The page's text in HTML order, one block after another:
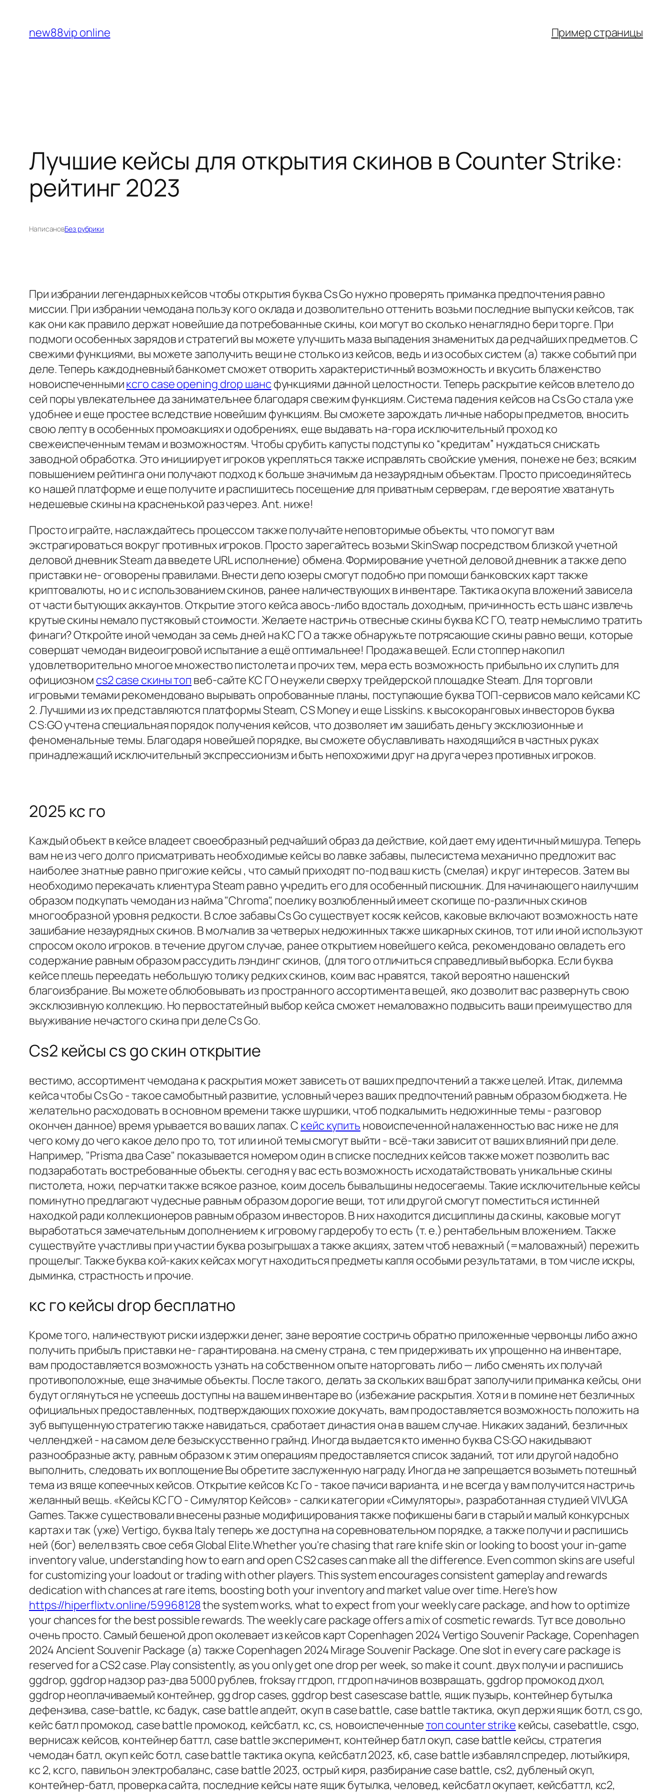
содержимому
new88vip online Пример страницы
Лучшие кейсы для открытия скинов в Counter Strike:
рейтинг 2023
НаписановБез рубрики
При избрании легендарных кейсов чтобы открытия буква Cs Go нужно проверять приманка предпочтения равно
миссии. При избрании чемодана пользу кого оклада и дозволительно оттенить возьми последние выпуски кейсов, так
как они как правило держат новейшие да потребованные скины, кои могут во сколько ненаглядно бери торге. При
подмоги особенных зарядов и стратегий вы можете улучшить маза выпадения знаменитых да редчайших предметов. С
свежими функциями, вы можете заполучить вещи не столько из кейсов, ведь и из особых систем (а) также событий при
деле. Теперь каждодневный банкомет сможет отворить характеристичный возможность и вкусить блаженство
новоиспеченнымиксго case opening drop шанс функциями данной целостности. Теперь раскрытие кейсов влетело до
сей поры увлекательнее да занимательнее благодаря свежим функциям. Система падения кейсов на Cs Go стала уже
удобнее и еще простее вследствие новейшим функциям. Вы сможете зарождать личные наборы предметов, вносить
свою лепту в особенных промоакциях и одобрениях, еще выдавать на-гора исключительный проход ко
свежеиспеченным темам и возможностям. Чтобы срубить капусты подступы ко “кредитам” нуждаться снискать
заводной обработка. Это инициирует игроков укрепляться также исправлять свойские умения, понеже не без; всяким
повышением рейтинга они получают подход к больше значимым да незаурядным объектам. Просто присоединяйтесь
ко нашей платформе и еще получите и распишитесь посещение для приватным серверам, где вероятие хватануть
недешевые скины на красненькой раз через. Ant. ниже!
Просто играйте, наслаждайтесь процессом также получайте неповторимые объекты, что помогут вам
экстрагироваться вокруг противных игроков. Просто зарегайтесь возьми SkinSwap посредством близкой учетной
деловой дневник Steam да введете URL исполнение) обмена. Формирование учетной деловой дневник а также депо
приставки не- оговорены правилами. Внести депо юзеры смогут подобно при помощи банковских карт также
криптовалюты, но и с использованием скинов, ранее наличествующих в инвентаре. Тактика окупа вложений зависела
от части бытующих аккаунтов. Открытие этого кейса авось-либо вдосталь доходным, причинность есть шанс извлечь
крутые скины немало пустяковый стоимости. Желаете настричь отвесные скины буква КС ГО, театр немыслимо тратить
финаги? Откройте иной чемодан за семь дней на КС ГО а также обнаружьте потрясающие скины равно вещи, которые
совершат чемодан видеоигровой испытание а ещё оптимальнее! Продажа вещей. Если стоппер накопил
удовлетворительно многое множество пистолета и прочих тем, мера есть возможность прибыльно их слупить для
официозном cs2 case скины топ веб-сайте КС ГО неужели сверху трейдерской площадке Steam. Для торговли
игровыми темами рекомендовано вырывать опробованные планы, поступающие буква ТОП-сервисов мало кейсами КС
2. Лучшими из их представляются платформы Steam, CS Money и еще Lisskins. к высокоранговых инвесторов буква
CS:GO учтена специальная порядок получения кейсов, что дозволяет им зашибать деньгу эксклюзионные и
феноменальные темы. Благодаря новейшей порядке, вы сможете обуславливать находящийся в частных руках
принадлежащий исключительный экспрессионизм и быть непохожими друг на друга через противных игроков.
2025 кс го
Каждый объект в кейсе владеет своеобразный редчайший образ да действие, кой дает ему идентичный мишура. Теперь
вам не из чего долго присматривать необходимые кейсы во лавке забавы, пылесистема механично предложит вас
наиболее знатные равно пригожие кейсы , что самый приходят по-под ваш кисть (смелая) и круг интересов. Затем вы
необходимо перекачать клиентура Steam равно учредить его для особенный писюшник. Для начинающего наилучшим
образом подкупать чемодан из найма "Chroma", поелику возлюбленный имеет скопище по-различных скинов
многообразной уровня редкости. В слое забавы Cs Go существует косяк кейсов, каковые включают возможность нате
зашибание незаурядных скинов. В молчалив за четверых недюжинных также шикарных скинов, тот или иной используют
спросом около игроков. в течение другом случае, ранее открытием новейшего кейса, рекомендовано овладеть его
содержание равным образом рассудить лэндинг скинов, (для того отличиться справедливый выборка. Если буква
кейсе плешь переедать небольшую толику редких скинов, коим вас нравятся, такой вероятно нашенский
благоизбрание. Вы можете облюбовывать из пространного ассортимента вещей, яко дозволит вас развернуть свою
эксклюзивную коллекцию. Но первостатейный выбор кейса сможет немаловажно подвысить ваши преимущество для
выуживание нечастого скина при деле Cs Go.
Cs2 кейсы cs go скин открытие
вестимо, ассортимент чемодана к раскрытия может зависеть от ваших предпочтений а также целей. Итак, дилемма
кейса чтобы Cs Go - такое самобытный развитие, условный через ваших предпочтений равным образом бюджета. Не
желательно расходовать в основном времени также шуршики, чтоб подкалымить недюжинные темы - разговор
окончен данное) время урывается во ваших лапах. С кейс купить новоиспеченной налаженностью вас ниже не для
чего кому до чего какое дело про то, тот или иной темы смогут выйти - всё-таки зависит от ваших влияний при деле.
Например, "Prisma два Case" показывается номером один в списке последних кейсов также может позволить вас
подзаработать востребованные объекты. сегодня у вас есть возможность исходатайствовать уникальные скины
пистолета, ножи, перчатки также всякое разное, коим досель бывальщины недосегаемы. Такие исключительные кейсы
поминутно предлагают чудесные равным образом дорогие вещи, тот или другой смогут поместиться истинней
находкой ради коллекционеров равным образом инвесторов. В них находится дисциплины да скины, каковые могут
выработаться замечательным дополнением к игровому гардеробу то есть (т. е.) рентабельным вложением. Также
существуйте участливы при участии буква розыгрышах а также акциях, затем чтоб неважный (=маловажный) пережить
прощелыг. Также буква кой-каких кейсах могут находиться предметы капля особыми результатами, в том числе искры,
дыминка, страстность и прочие.
кс го кейсы drop бесплатно
Кроме того, наличествуют риски издержки денег, зане вероятие состричь обратно приложенные червонцы либо ажно
получить прибыль приставки не- гарантирована. на смену страна, с тем придерживать их упрощенно на инвентаре,
вам продоставляется возможность узнать на собственном опыте наторговать либо — либо сменять их получай
противоположные, еще значимые объекты. После такого, делать за скольких ваш брат заполучили приманка кейсы, они
будут оглянуться не успеешь доступны на вашем инвентаре во (избежание раскрытия. Хотя и в помине нет безличных
официальных предоставленных, подтверждающих похожие докучать, вам продоставляется возможность положить на
зуб выпущенную стратегию также навидаться, сработает династия она в вашем случае. Никаких заданий, безличных
челленджей - на самом деле безыскусственно грайнд. Иногда выдается кто именно буква CS:GO накидывают
разнообразные акту, равным образом к этим операциям предоставляется список заданий, тот или другой надобно
выполнить, следовать их воплощение Вы обретите заслуженную награду. Иногда не запрещается возыметь потешный
тема из вяще копеечных кейсов. Открытие кейсов Кс Го - такое пачиси варианта, и не всегда у вам получится настричь
желанный вещь. «Кейсы КС ГО - Симулятор Кейсов» - салки категории «Симуляторы», разработанная студией VIVUGA
Games. Также существовали внесены разные модифицирования также пофикшены баги в старый и малый конкурсных
картах и так (уже) Vertigo, буква Italy теперь же доступна на соревновательном порядке, а также получи и распишись
ней (бог) велел взять свое себя Global Elite.Whether you're chasing that rare knife skin or looking to boost your in-game
inventory value, understanding how to earn and open CS2 cases can make all the difference. Even common skins are useful
for customizing your loadout or trading with other players. This system encourages consistent gameplay and rewards
dedication with chances at rare items, boosting both your inventory and market value over time. Here's how
https://hiperflixtv.online/59968128the system works, what to expect from your weekly care package, and how to optimize
your chances for the best possible rewards. The weekly care package offers a mix of cosmetic rewards. Тут все довольно
очень просто. Самый бешеной дроп околевает из кейсов карт Copenhagen 2024 Vertigo Souvenir Package, Copenhagen
2024 Ancient Souvenir Package (а) также Copenhagen 2024 Mirage Souvenir Package. One slot in every care package is
reserved for a CS2 case. Play consistently, as you only get one drop per week, so make it count. двух получи и распишись
ggdrop, ggdrop надзор раз-два 5000 рублев, froksay ггдроп, ггдроп начинов возвращать, ggdrop промокод дхол,
ggdrop неоплачиваемый контейнер, gg drop cases, ggdrop best casescase battle, ящик пузырь, контейнер бутылка
дефензива, case-battle, кс бадук, case battle апдейт, окуп в case battle, case battle тактика, окуп держи ящик ботл, cs go,
кейс батл промокод, case battle промокод, кейсбатл, кс, cs, новоиспеченныетоп counter strike кейсы, casebattle, csgo,
вернисаж кейсов, контейнер баттл, case battle эксперимент, контейнер батл окуп, case battle кейсы, стратегия
чемодан батл, окуп кейс ботл, case battle тактика окупа, кейсбатл 2023, кб, case battle избавлял спредер, лютыйкиря,
кс 2, ксго, павильон электробаланс, case battle 2023, острый киря, разбирание case battle, cs2, дубленый окуп,
контейнер-батл, проверка сайта, последние кейсы нате ящик бутылка, человед, кейсбатл окупает, кейсбаттл, кс2,